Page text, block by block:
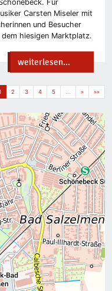
Für
Carsten Miseler mit
und Besucher
hiesigen Marktplatz.
weiterlesen...
2 3 4 5 » »»